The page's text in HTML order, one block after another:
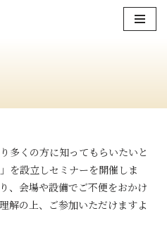
多くの方に知ってもらいたいと
を設立しセミナーを開催しま
、会場や設備でご不便をおかけ
解の上、ご参加いただけますよ